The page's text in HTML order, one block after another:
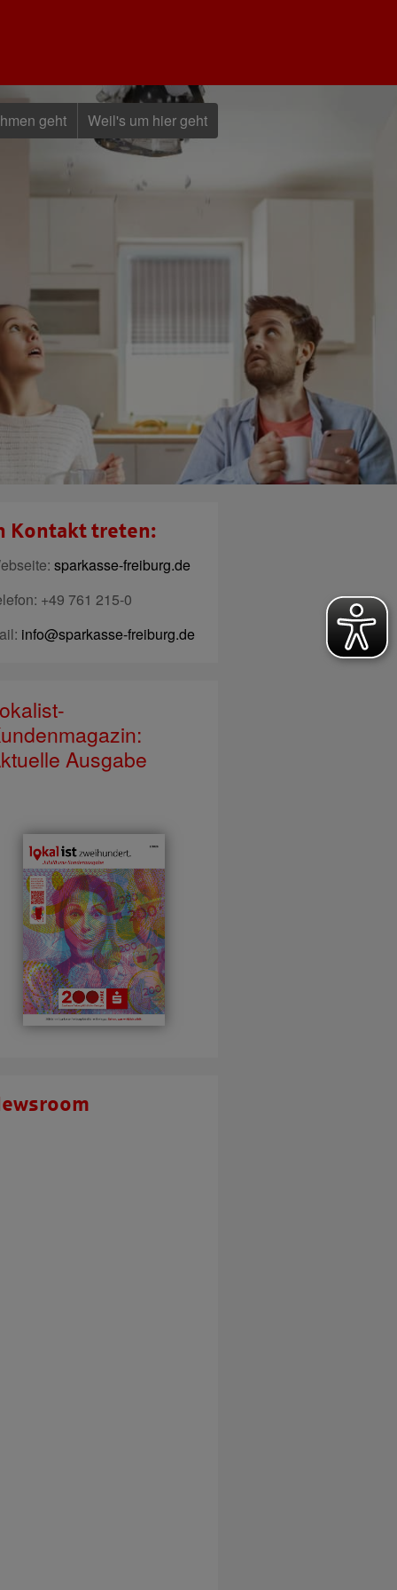
geht Weil's um hier geht
Kontakt treten:
sparkasse-freiburg.de
+49 761 215-0
info@sparkasse-freiburg.de
Ausgabe